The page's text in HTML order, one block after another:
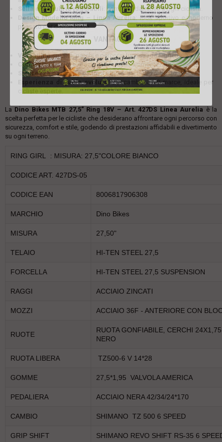
Sella e manubrio regolabili
: comfort adattabile a ogni ciclista.
Design Modello Ring – Linea Aurelia: look sportivo e moderno
pensato per donne attive.
VANTAGGI
Versatilitàsu città, parchi e percorsi fuoristrada leggeri.
Comfort superioregrazie alla forcella ammortizzata.
Sicurezza garantitada freni efficienti e telaio robusto.
Esperienza di guida evolutacon cambio a 18 marce, ideale per
La Dino Bikes MTB 27,5” Ring 18V – Art. 427DS Linea Aurelia è la
scelta perfetta per le cicliste che desiderano affrontare ogni percorso con
sicurezza, comfort e stile, godendo di prestazioni affidabili e divertimento
su ogni terreno.
RING GIRL : MISURA: 27,5"COLORE BIANCO
CODICE ART. 427DS-05
CODICE EAN 8006817906308
MARCHIO Dino Bikes
MISURA 27,50"
TELAIO HI-TEN STEEL 27,5
FORCELLA HI-TEN STEEL 27,5 SUSPENSION
RAGGI ACCIAIO ZINCATI
MOZZI ACCIAIO 36F - ANTERIORE CON
RUOTE
RUOTA GONFIABILE, CERCHI
NERO
RUOTA LIBERA TZ500-6 V 14*28
GOMME 27,5*1,95 VALVOLA AMERICA
PEDALIERA ACCIAIO NERA 42/34/24*170
CAMBIO SHIMANO TZ 500 6 SPEED
GRIP SHIFT SHIMANO REVO SHIFT RS-35 6